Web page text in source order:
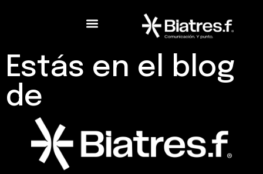
Estás en el blog
de